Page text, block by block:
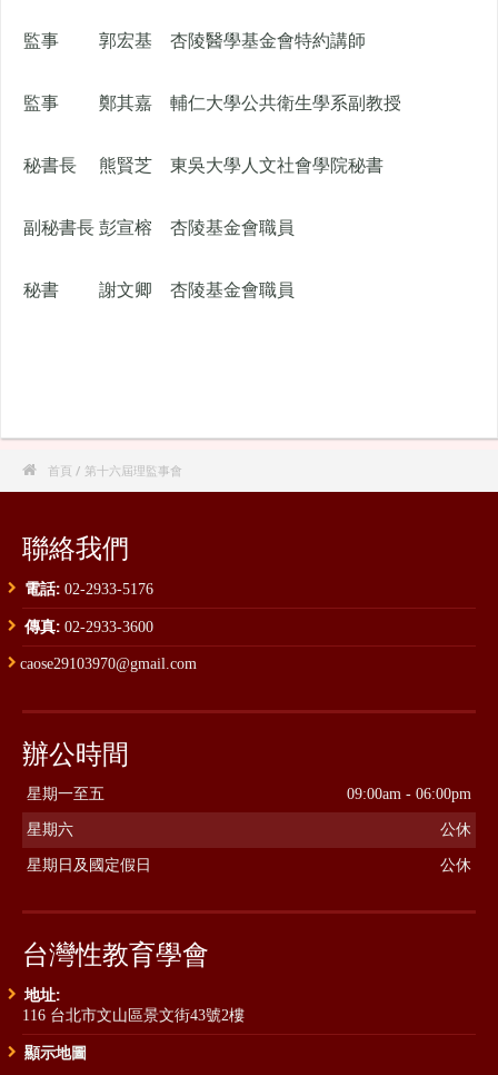
監事 郭宏基 杏陵醫學基金會特約講師
監事 鄭其嘉 輔仁大學公共衛生學系副教授
秘書長 熊賢芝 東吳大學人文社會學院秘書
副秘書長 彭宣榕 杏陵基金會職員
秘書 謝文卿 杏陵基金會職員
 首頁 / 第十六屆理監事會
聯絡我們
電話: 02-2933-5176
傳真: 02-2933-3600
caose29103970@gmail.com
辦公時間
星期一至五 09:00am - 06:00pm
星期六 公休
星期日及國定假日 公休
台灣性教育學會
地址:
116 台北市文山區景文街43號2樓
顯示地圖